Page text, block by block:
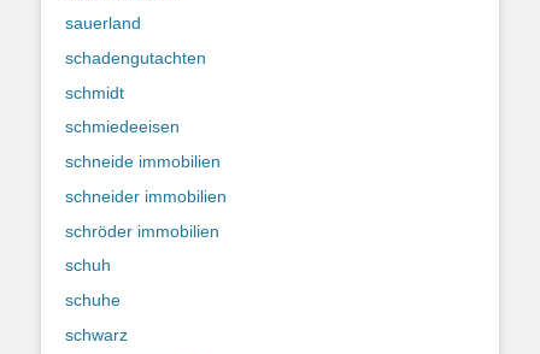
sauerland
schadengutachten
schmidt
schmiedeeisen
schneide immobilien
schneider immobilien
schröder immobilien
schuh
schuhe
schwarz